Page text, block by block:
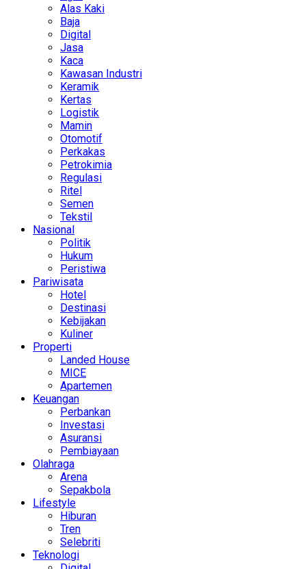
Alas Kaki
Baja
Digital
Jasa
Kaca
Kawasan Industri
Keramik
Kertas
Logistik
Mamin
Otomotif
Perkakas
Petrokimia
Regulasi
Ritel
Semen
Tekstil
Nasional
Politik
Hukum
Peristiwa
Pariwisata
Hotel
Destinasi
Kebijakan
Kuliner
Properti
Landed House
MICE
Apartemen
Keuangan
Perbankan
Investasi
Asuransi
Pembiayaan
Olahraga
Arena
Sepakbola
Lifestyle
Hiburan
Tren
Selebriti
Teknologi